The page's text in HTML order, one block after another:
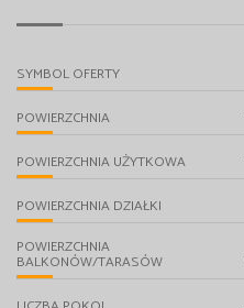
SYMBOL OFERTY
POWIERZCHNIA
POWIERZCHNIA UŻYTKOWA
POWIERZCHNIA DZIAŁKI
POWIERZCHNIA
BALKONÓW/TARASÓW